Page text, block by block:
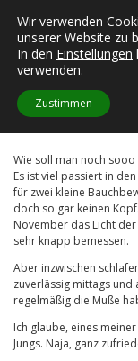
content
FUSSELECKE
Zurück an der
Wie soll man noch
Es ist viel passiert in
für zwei kleine
doch so gar keinen
November das Licht
sehr knapp bemessen.
Aber inzwischen
zuverlässig mittags
regelmäßig die Muße
Ich glaube, eines
Jungs. Naja, ganz
Wir verwenden
unserer Website zu
In den Einstellungen
verwenden.
Zustimmen